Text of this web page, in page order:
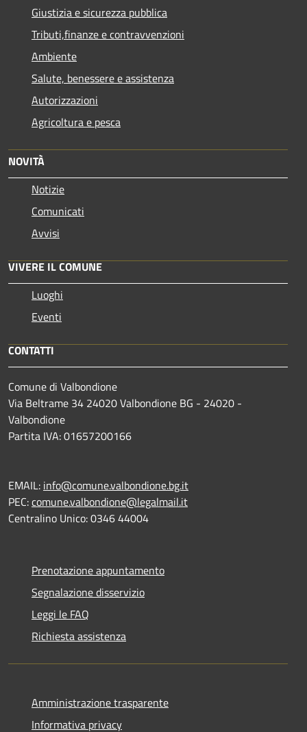
Giustizia e sicurezza pubblica
Tributi,finanze e contravvenzioni
Ambiente
Salute, benessere e assistenza
Autorizzazioni
Agricoltura e pesca
NOVITÀ
Notizie
Comunicati
Avvisi
VIVERE IL COMUNE
Luoghi
Eventi
CONTATTI
Comune di Valbondione
Via Beltrame 34 24020 Valbondione BG - 24020 -
Valbondione
Partita IVA: 01657200166
EMAIL: info@comune.valbondione.bg.it
PEC:comune.valbondione@legalmail.it
Centralino Unico: 0346 44004
Prenotazione appuntamento
Segnalazione disservizio
Leggi le FAQ
Richiesta assistenza
Amministrazione trasparente
Informativa privacy